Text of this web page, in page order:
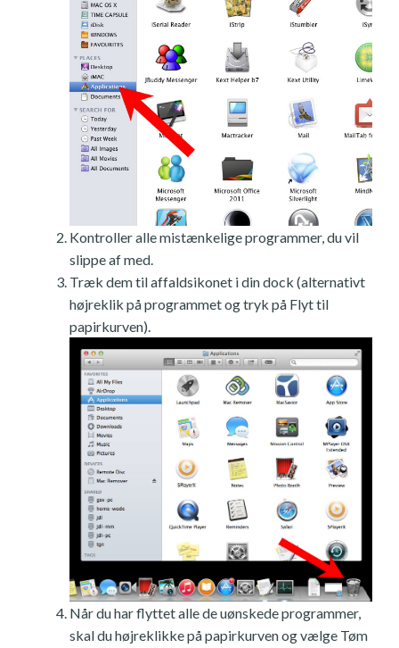
Kontroller alle mistænkelige programmer, du vil
slippe af med.
Træk dem til affaldsikonet i din dock (alternativt
højreklik på programmet og tryk på Flyt til
papirkurven).
Når du har flyttet alle de uønskede programmer,
skal du højreklikke på papirkurven og vælge Tøm